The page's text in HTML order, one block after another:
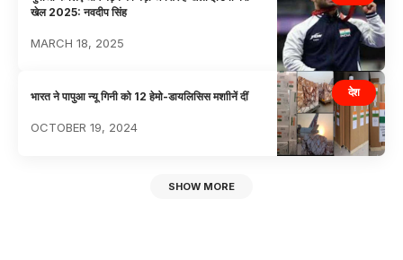
खेल 2025: नवदीप सिंह
MARCH 18, 2025
देश
भारत ने पापुआ न्यू गिनी को 12 हेमो-डायलिसिस मशाीनें दीं
OCTOBER 19, 2024
SHOW MORE